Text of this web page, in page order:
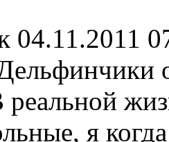
04.11.2011
реальной
я